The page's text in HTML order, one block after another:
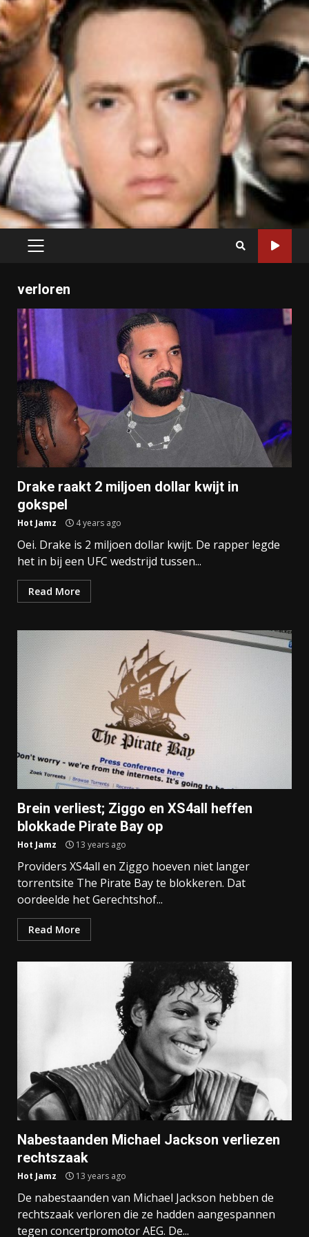
PRIMARY
verloren
Drake raakt 2 miljoen dollar kwijt in
gokspel
Hot Jamz 4 years ago
Oei. Drake is 2 miljoen dollar kwijt. De rapper legde
het in bij een UFC wedstrijd tussen...
Read More
Brein verliest; Ziggo en XS4all heffen
blokkade Pirate Bay op
Hot Jamz 13 years ago
Providers XS4all en Ziggo hoeven niet langer
torrentsite The Pirate Bay te blokkeren. Dat
oordeelde het Gerechtshof...
Read More
Nabestaanden Michael Jackson verliezen
rechtszaak
Hot Jamz 13 years ago
De nabestaanden van Michael Jackson hebben de
rechtszaak verloren die ze hadden aangespannen
tegen concertpromotor AEG. De...